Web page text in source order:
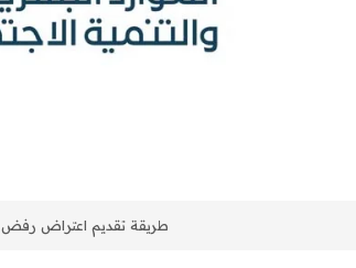
طريقة تقديم اعتراض رفض